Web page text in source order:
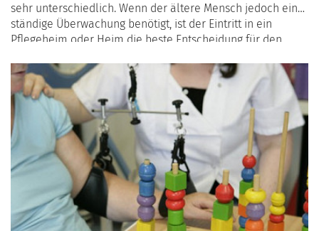
sehr unterschiedlich. Wenn der ältere Mensch jedoch eine
ständige Überwachung benötigt, ist der Eintritt in ein
Pflegeheim oder Heim die beste Entscheidung für den